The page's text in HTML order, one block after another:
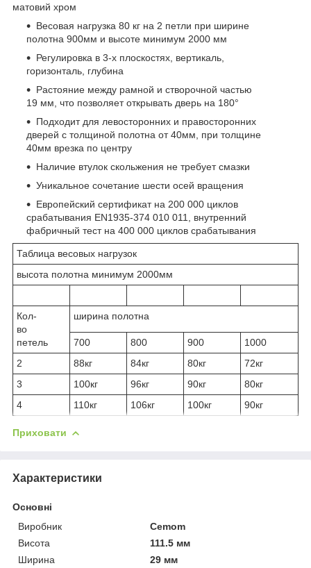
матовий хром
Весовая нагрузка 80 кг на 2 петли при ширине
полотна 900мм и высоте минимум 2000 мм
Регулировка в 3-х плоскостях, вертикаль,
горизонталь, глубина
Растояние между рамной и створочной частью
19 мм, что позволяет открывать дверь на 180°
Подходит для левосторонних и правосторонних
дверей с толщиной полотна от 40мм, при толщине
40мм врезка по центру
Наличие втулок скольжения не требует смазки
Уникальное сочетание шести осей вращения
Европейский сертификат на 200 000 циклов
срабатывания ЕN1935-374 010 011, внутренний
фабричный тест на 400 000 циклов срабатывания
Таблица весовых нагрузок
высота полотна минимум 2000мм
Кол-
во
петель
ширина полотна
700 800 900
1000
2
88кг 84кг 80кг
72кг
3
100кг 96кг 90кг
80кг
4
110кг 106кг 100кг 90кг
Приховати
Характеристики
Основні
Виробник
Cemom
Висота
111.5 мм
Ширина
29 мм